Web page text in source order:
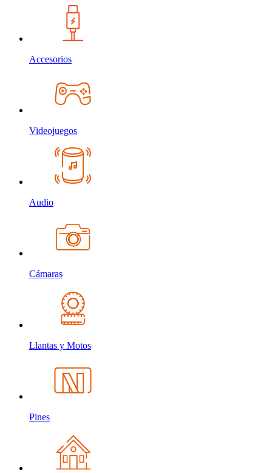
Accesorios
Videojuegos
Audio
Cámaras
Llantas y Motos
Pines